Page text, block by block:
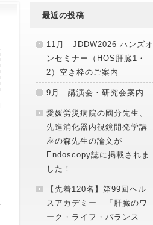
最近の投稿
11月 JDDW2026 ハンズオ
ンセミナー（HOS肝臓1・
2）空き枠のご案内
9月 講演会・研究会案内
愛媛労災病院の國分先生、
先進消化器内視鏡開発学講
座の森先生の論文が
Endoscopy誌に掲載されま
した！
【先着120名】第99回ヘル
スアカデミー 「肝臓のワ
ーク・ライフ・バランス